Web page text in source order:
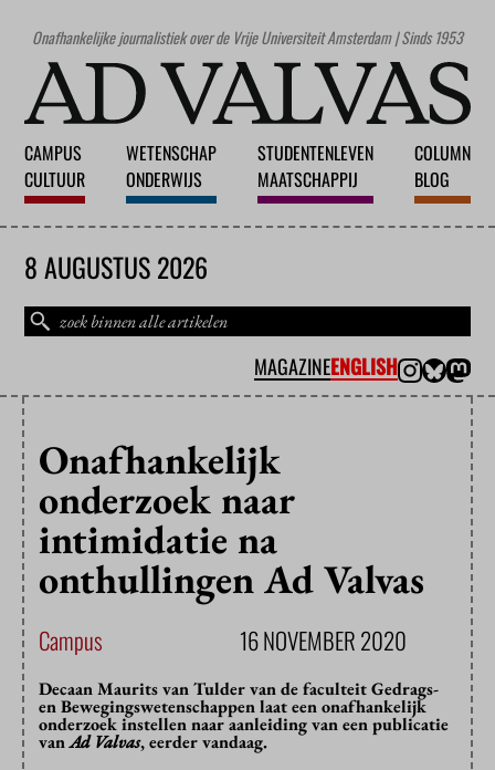
Onafhankelijke journalistiek over de Vrije Universiteit Amsterdam | Sinds 1953
CAMPUS
CULTUUR
WETENSCHAP
ONDERWIJS
STUDENTENLEVEN
MAATSCHAPPIJ
COLUMN
BLOG
8 AUGUSTUS 2026
MAGAZINEENGLISH
Onafhankelijk
onderzoek naar
intimidatie na
onthullingen Ad Valvas
Campus 16 NOVEMBER 2020
Decaan Maurits van Tulder van de faculteit Gedrags-
en Bewegingswetenschappen laat een onafhankelijk
onderzoek instellen naar aanleiding van een publicatie
vanAd Valvas, eerder vandaag.